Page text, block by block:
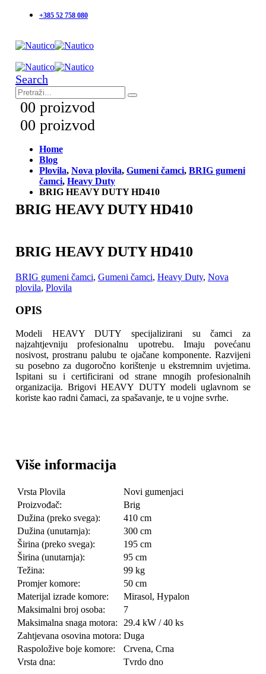
+385 52 758 080
Search
00 proizvod
00 proizvod
Home
Blog
Plovila, Nova plovila, Gumeni čamci, BRIG gumeni
čamci, Heavy Duty
BRIG HEAVY DUTY HD410
BRIG HEAVY DUTY HD410
BRIG HEAVY DUTY HD410
BRIG gumeni čamci, Gumeni čamci, Heavy Duty, Nova
plovila, Plovila
OPIS
Modeli HEAVY DUTY specijalizirani su čamci za
najzahtjevniju profesionalnu upotrebu. Imaju povećanu
nosivost, prostranu palubu te ojačane komponente. Razvijeni
su posebno za dugoročno korištenje u ekstremnim uvjetima.
Ispitani su i certificirani od strane mnogih profesionalnih
organizacija. Brigovi HEAVY DUTY modeli uglavnom se
koriste kao radni čamaci, za spašavanje, te u vojne svrhe.
Više informacija
Vrsta Plovila
Novi gumenjaci
Proizvođač:
Brig
Dužina (preko svega):
410 cm
Dužina (unutarnja):
300 cm
Širina (preko svega):
195 cm
Širina (unutarnja):
95 cm
Težina:
99 kg
Promjer komore:
50 cm
Materijal izrade komore:
Mirasol, Hypalon
Maksimalni broj osoba:
7
Maksimalna snaga motora:
29.4 kW / 40 ks
Zahtjevana osovina motora: Duga
Raspoložive boje komore:
Crvena, Crna
Vrsta dna:
Tvrdo dno